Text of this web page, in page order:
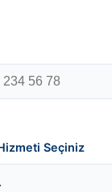
Seçiniz